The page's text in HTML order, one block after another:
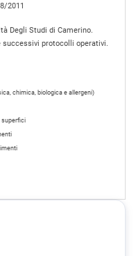
2011
Degli Studi di Camerino.
successivi protocolli operativi.
chimica, biologica e allergeni)
superfici